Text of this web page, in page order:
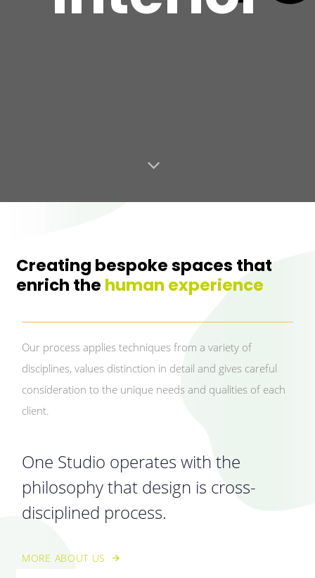
Creating bespoke spaces that
enrich the human experience
Our process applies techniques from a variety of
disciplines, values distinction in detail and gives careful
consideration to the unique needs and qualities of each
client.
One Studio operates with the
philosophy that design is cross-
disciplined process.
MORE ABOUT US